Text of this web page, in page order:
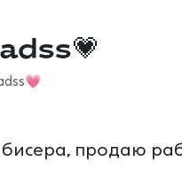
продаю